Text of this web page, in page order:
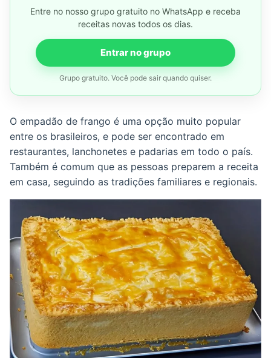
Entre no nosso grupo gratuito no WhatsApp e receba
receitas novas todos os dias.
Entrar no grupo
Grupo gratuito. Você pode sair quando quiser.
O empadão de frango é uma opção muito popular
entre os brasileiros, e pode ser encontrado em
restaurantes, lanchonetes e padarias em todo o país.
Também é comum que as pessoas preparem a receita
em casa, seguindo as tradições familiares e regionais.